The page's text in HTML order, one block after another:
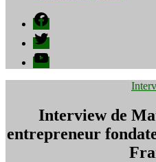
Facebook
Twitter
YouTube
Interview de
entrepreneur